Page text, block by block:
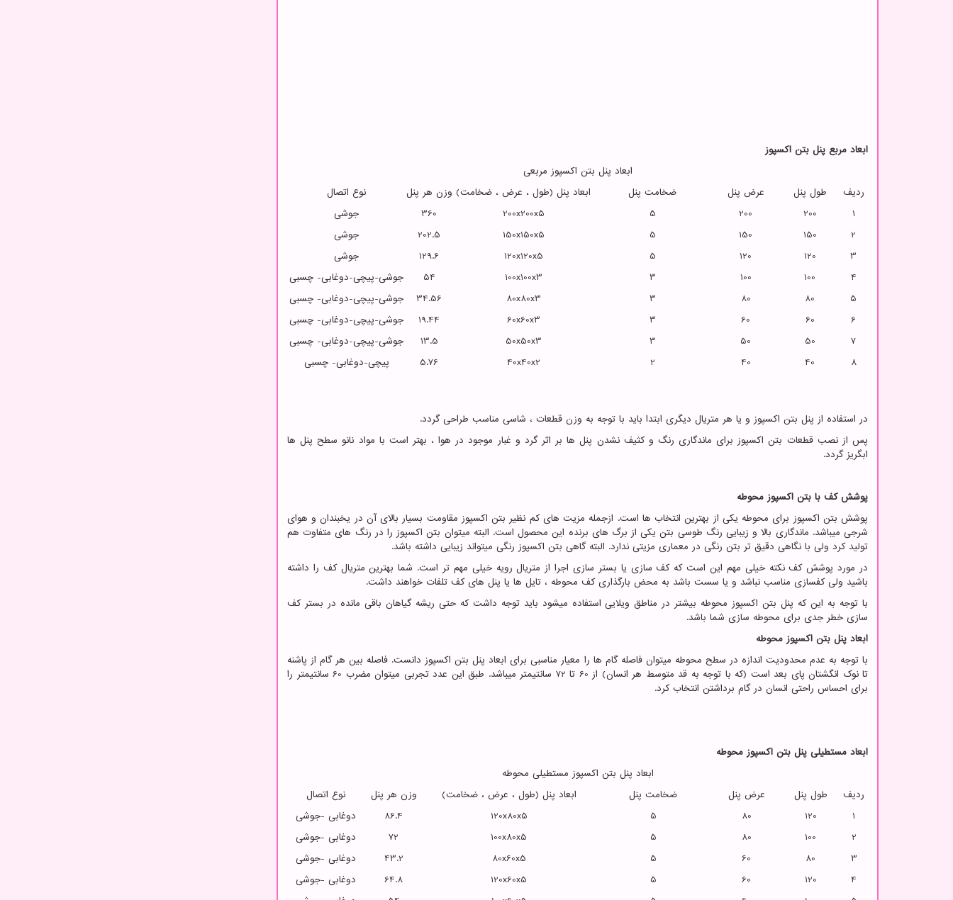
ابعاد مربع پنل بتن اکسپوز
ابعاد پنل بتن اکسپوز مربعی
ردیف
طول پنل عرض پنل ضخامت پنل ابعاد پنل (طول ، عرض ، ضخامت) وزن هر پنل
نوع اتصال
1
200
200
5
200x200x5
360
جوشی
2
150
150
5
150x150x5
202.5
جوشی
3
120
120
5
120x120x5
129.6
جوشی
4
100
100
3
100x100x3
54
جوشی-پیچی-دوغابی- چسبی
5
80
80
3
80x80x3
34.56
جوشی-پیچی-دوغابی- چسبی
6
60
60
3
60x60x3
19.44
جوشی-پیچی-دوغابی- چسبی
7
50
50
3
50x50x3
13.5
جوشی-پیچی-دوغابی- چسبی
8
40
40
2
40x40x2
5.76 پیچی-دوغابی- چسبی
در استفاده از پنل بتن اکسپوز و یا هر متریال دیگری ابتدا باید با توجه به وزن قطعات ، شاسی مناسب طراحی گردد.
پس از نصب قطعات بتن اکسپوز برای ماندگاری رنگ و کثیف نشدن پنل ها بر اثر گرد و غبار موجود در هوا ، بهتر است با مواد نانو سطح پنل ها
ابگریز گردد.
پوشش کف با بتن اکسپوز محوطه
پوشش بتن اکسپوز برای محوطه یکی از بهترین انتخاب ها است. ازجمله مزیت های کم نظیر بتن اکسپوز مقاومت بسیار بالای آن در یخبندان و هوای
شرجی میباشد. ماندگاری بالا و زیبایی رنگ طوسی بتن یکی از برگ های برنده این محصول است. البته میتوان بتن اکسپوز را در رنگ های متفاوت هم
تولید کرد ولی با نگاهی دقیق تر بتن رنگی در معماری مزیتی ندارد. البته گاهی بتن اکسپوز رنگی میتواند زیبایی داشته باشد.
در مورد پوشش کف نکته خیلی مهم این است که کف سازی یا بستر سازی اجرا از متریال رویه خیلی مهم تر است. شما بهترین متریال کف را داشته
باشید ولی کفسازی مناسب نباشد و یا سست باشد به محض بارگذاری کف محوطه ، تایل ها یا پنل های کف تلفات خواهند داشت.
با توجه به این که پنل بتن اکسپوز محوطه بیشتر در مناطق ویلایی استفاده میشود باید توجه داشت که حتی ریشه گیاهان باقی مانده در بستر کف
سازی خطر جدی برای محوطه سازی شما باشد.
ابعاد پنل بتن اکسپوز محوطه
با توجه به عدم محدودیت اندازه در سطح محوطه میتوان فاصله گام ها را معیار مناسبی برای ابعاد پنل بتن اکسپوز دانست. فاصله بین هر گام از پاشنه
تا نوک انگشتان پای بعد است (که با توجه به قد متوسط هر انسان) از 60 تا 72 سانتیمتر میباشد. طبق این عدد تجربی میتوان مضرب 60 سانتیمتر را
برای احساس راحتی انسان در گام برداشتن انتخاب کرد.
ابعاد مستطیلی پنل بتن اکسپوز محوطه
ابعاد پنل بتن اکسپوز مستطیلی محوطه
ردیف
طول پنل عرض پنل ضخامت پنل ابعاد پنل (طول ، عرض ، ضخامت) وزن هر پنل
نوع اتصال
1
120
80
5
120x80x5
86.4
دوغابی -جوشی
2
100
80
5
100x80x5
72
دوغابی -جوشی
3
80
60
5
80x60x5
43.2
دوغابی -جوشی
4
120
60
5
120x60x5
64.8
دوغابی -جوشی